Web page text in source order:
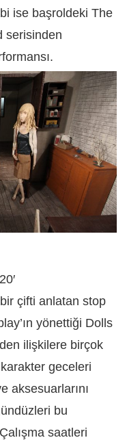
ise başroldeki The
serisinden
çifti anlatan stop
yönettiği Dolls
ilişkilere birçok
geceleri
aksesuarlarını
bu
saatleri